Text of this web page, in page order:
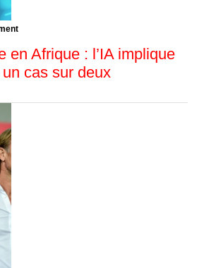
en Afrique : l’IA implique
cas sur deux